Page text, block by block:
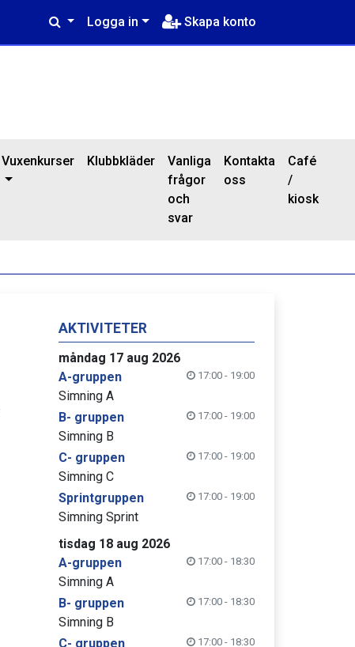
Logga in Skapa konto
Vuxenkurser Klubbkläder
Vanliga
frågor
och
svar
Kontakta
oss
Café
/
kiosk
AKTIVITETER
måndag 17 aug 2026
A-gruppen
17:00 - 19:00
Simning A
B- gruppen
17:00 - 19:00
Simning B
C- gruppen
17:00 - 19:00
Simning C
Sprintgruppen
17:00 - 19:00
Simning Sprint
tisdag 18 aug 2026
A-gruppen
17:00 - 18:30
Simning A
B- gruppen
17:00 - 18:30
Simning B
C- gruppen
17:00 - 18:30